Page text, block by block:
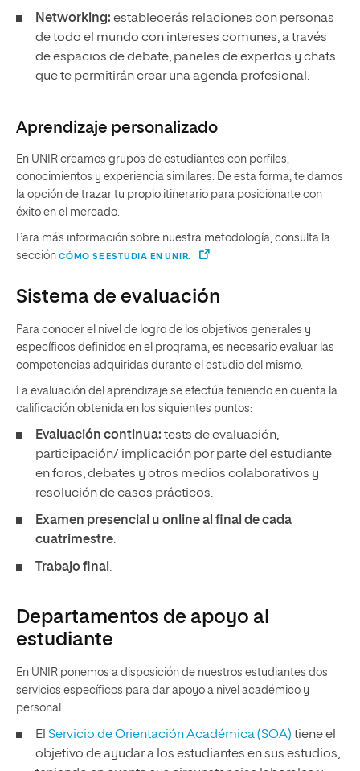
Networking: establecerás relaciones con personas
de todo el mundo con intereses comunes, a través
de espacios de debate, paneles de expertos y chats
que te permitirán crear una agenda profesional.
Aprendizaje personalizado
En UNIR creamos grupos de estudiantes con perfiles,
conocimientos y experiencia similares. De esta forma, te damos
la opción de trazar tu propio itinerario para posicionarte con
éxito en el mercado.
Para más información sobre nuestra metodología, consulta la
sección CÓMO SE ESTUDIA EN UNIR.
Sistema de evaluación
Para conocer el nivel de logro de los objetivos generales y
específicos definidos en el programa, es necesario evaluar las
competencias adquiridas durante el estudio del mismo.
La evaluación del aprendizaje se efectúa teniendo en cuenta la
calificación obtenida en los siguientes puntos:
Evaluación continua: tests de evaluación,
participación/ implicación por parte del estudiante
en foros, debates y otros medios colaborativos y
resolución de casos prácticos.
Examen presencial u online al final de cada
cuatrimestre.
Trabajo final .
Departamentos de apoyo al
estudiante
En UNIR ponemos a disposición de nuestros estudiantes dos
servicios específicos para dar apoyo a nivel académico y
personal:
El Servicio de Orientación Académica (SOA) tiene el
objetivo de ayudar a los estudiantes en sus estudios,